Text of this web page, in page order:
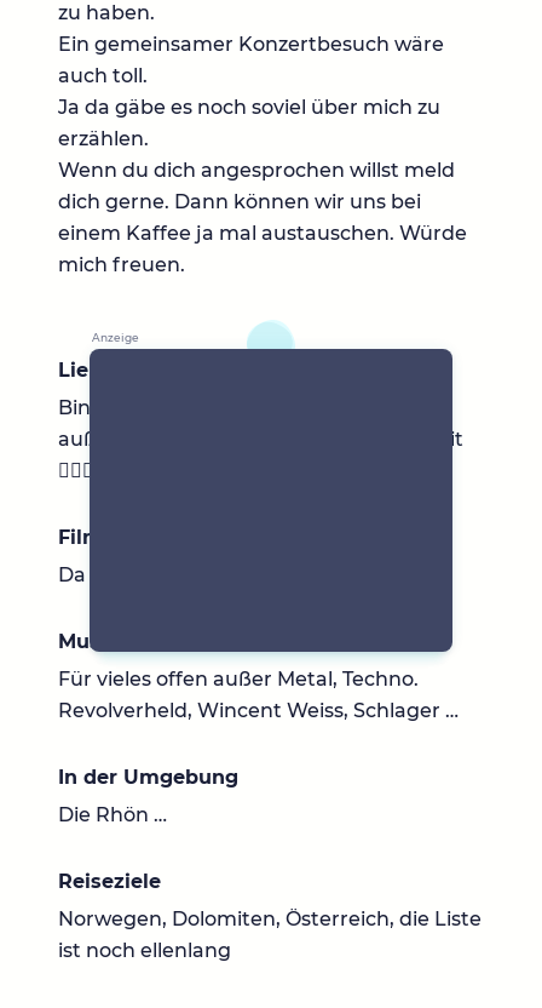
zu haben.
Ein gemeinsamer Konzertbesuch wäre
auch toll.
Ja da gäbe es noch soviel über mich zu
erzählen.
Wenn du dich angesprochen willst meld
dich gerne. Dann können wir uns bei
einem Kaffee ja mal austauschen. Würde
mich freuen.
Lieblingsbücher
Bin tatsächlich nicht so die Leseratte,
außer ich bin krank daheim und hab Zeit
🤷🏼‍♀️😅
Filme & Serien
Da gibt es viele
Musik
Für vieles offen außer Metal, Techno.
Revolverheld, Wincent Weiss, Schlager …
In der Umgebung
Die Rhön …
Reiseziele
Norwegen, Dolomiten, Österreich, die Liste
ist noch ellenlang